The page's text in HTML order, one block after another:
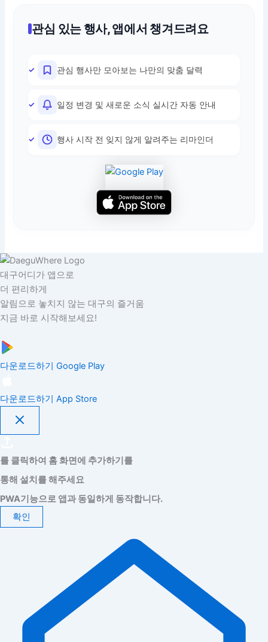
관심 있는 행사, 앱에서 챙겨드려요
관심 행사만 모아보는 나만의 맞춤 달력
일정 변경 및 새로운 소식 실시간 자동 안내
행사 시작 전 잊지 않게 알려주는 리마인더
대구어디가 앱으로
더 편리하게
알림으로 놓치지 않는 대구의 즐거움
지금 바로 시작해보세요!
다운로드하기 Google Play
다운로드하기 App Store
를 클릭하여 홈 화면에 추가하기를
통해 설치를 해주세요
PWA기능으로 앱과 동일하게 동작합니다.
확인